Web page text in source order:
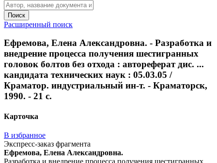
Поиск
Расширенный поиск
Ефремова, Елена Александровна. - Разработка и
внедрение процесса получения шестигранных
головок болтов без отхода : автореферат дис. ...
кандидата технических наук : 05.03.05 /
Краматор. индустриальный ин-т. - Краматорск,
1990. - 21 с.
Карточка
В избранное
Экспресс-заказ фрагмента
Ефремова, Елена Александровна.
Разработка и внедрение процесса получения шестигранных